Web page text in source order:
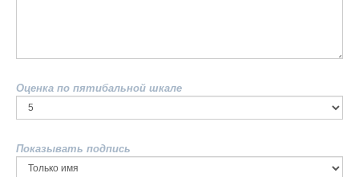
Оценка по пятибальной шкале
Показывать подпись